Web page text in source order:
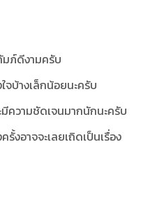
ภ์ดีงามครับ
จบ้างเล็กน้อยนะครับ
ความชัดเจนมากนักนะครับ
อาจจะเลยเถิดเป็นเรื่อง